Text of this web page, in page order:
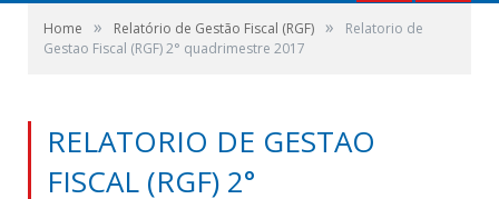
Home » Relatório de Gestão Fiscal (RGF) »
Relatorio de
Gestao Fiscal (RGF) 2° quadrimestre 2017
RELATORIO DE GESTAO
FISCAL (RGF) 2°